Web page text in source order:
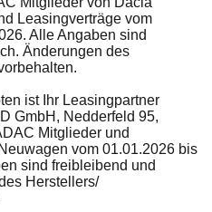
Leasingverträge vom
Alle Angaben sind
Änderungen des
ist Ihr Leasingpartner
GmbH, Nedderfeld 95,
Mitglieder und
vom 01.01.2026 bis
sind freibleibend und
Herstellers/